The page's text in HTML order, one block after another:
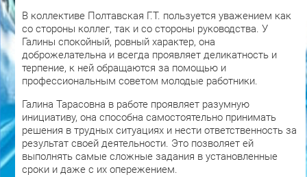
В коллективе Полтавская Г.Т. пользуется уважением как
со стороны коллег, так и со стороны руководства. У
Галины спокойный, ровный характер, она
доброжелательна и всегда проявляет деликатность и
терпение, к ней обращаются за помощью и
профессиональным советом молодые работники.
Галина Тарасовна в работе проявляет разумную
инициативу, она способна самостоятельно принимать
решения в трудных ситуациях и нести ответственность за
результат своей деятельности. Это позволяет ей
выполнять самые сложные задания в установленные
сроки и даже с их опережением.